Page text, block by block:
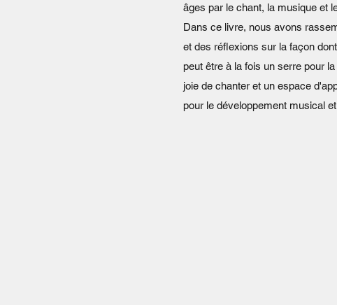
âges par le chant, la musique et
Dans ce livre, nous avons
et des réflexions sur la façon
peut être à la fois un serre pour
joie de chanter et un espace
pour le développement musical